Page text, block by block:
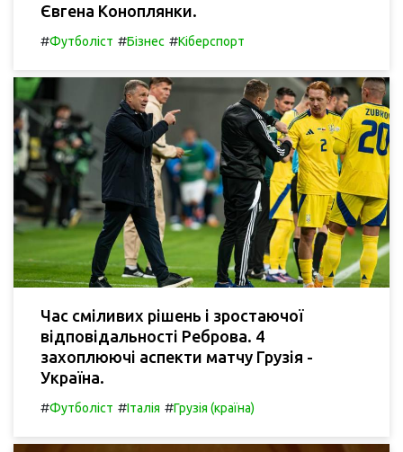
Євгена Коноплянки.
#Футболіст #Бізнес #Кіберспорт
Час сміливих рішень і зростаючої
відповідальності Реброва. 4
захоплюючі аспекти матчу Грузія -
Україна.
#Футболіст #Італія #Грузія (країна)